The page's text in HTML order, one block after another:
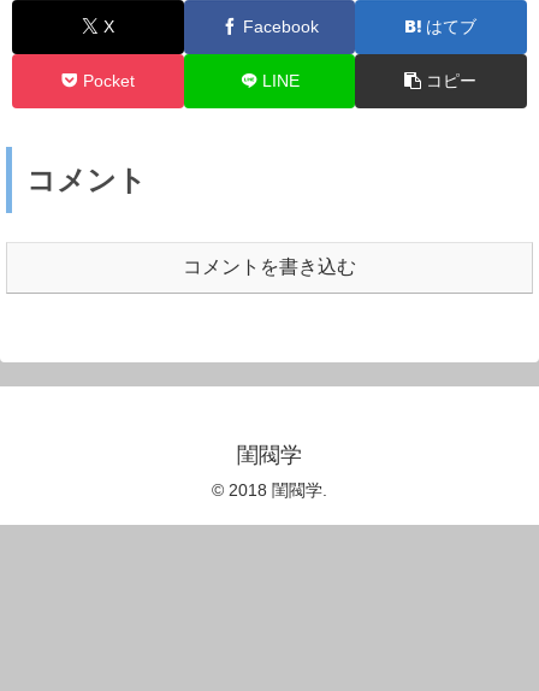
X Facebook はてブ
Pocket LINE コピー
コメント
コメントを書き込む
閨閥学
© 2018 閨閥学.